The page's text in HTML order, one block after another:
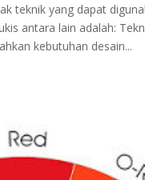
teknik yang dapat
antara lain adalah:
kebutuhan desain...